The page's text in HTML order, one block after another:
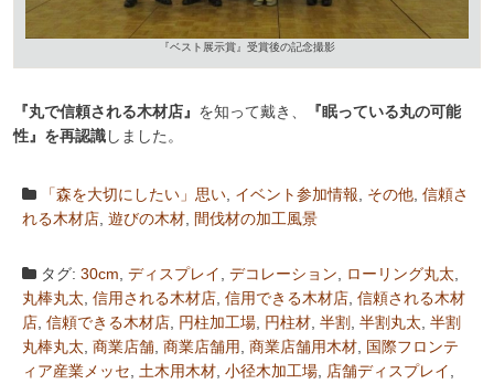
『ベスト展示賞』受賞後の記念撮影
『丸で信頼される木材店』 を知って戴き、
『眠っている丸の可能
性』を再認識しました。
「森を大切にしたい」思い イベント参加情報 その他 信頼さ
れる木材店 遊びの木材 間伐材の加工風景
タグ: 30cm ディスプレイ デコレーション ローリング丸太
丸棒丸太 信用される木材店 信用できる木材店 信頼される木材
店 信頼できる木材店 円柱加工場 円柱材 半割 半割丸太 半割
丸棒丸太 商業店舗 商業店舗用 商業店舗用木材 国際フロンテ
ィア産業メッセ
土木用木材 小径木加工場 店舗ディスプレイ